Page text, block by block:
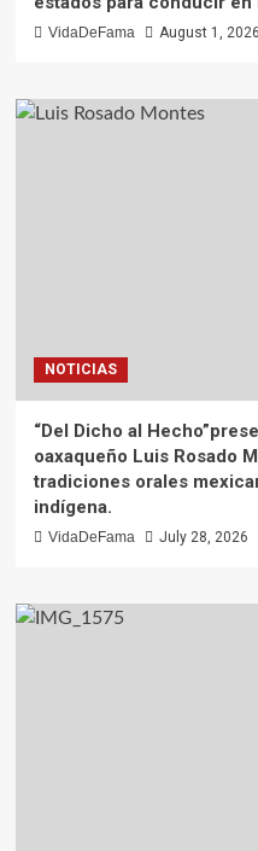
VidaDeFama August 1, 2026
NOTICIAS
“Del Dicho al
oaxaqueño Luis Rosado
tradiciones orales
indígena.
VidaDeFama July 28, 2026